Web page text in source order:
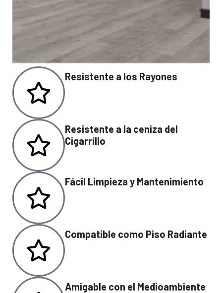
Resistente a los Rayones
Resistente a la ceniza del
Cigarrillo
Fácil Limpieza y Mantenimiento
Compatible como Piso Radiante
Amigable con el Medioambiente